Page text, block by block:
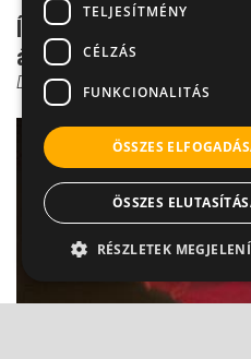
Így hagy nyomot a
állapotosan
Dr. Cseri István
TELJESÍTMÉNY
CÉLZÁS
FUNKCIONALITÁS
ÖSSZES
ÖSSZES
RÉSZLETEK